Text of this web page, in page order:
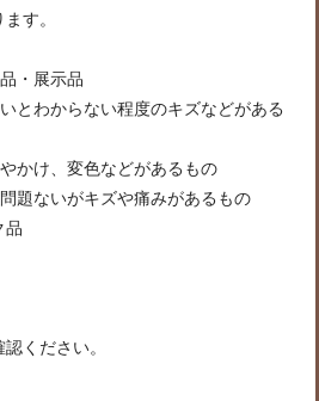
す。
・展示品
わからない程度のキズなどがある
け、変色などがあるもの
ないがキズや痛みがあるもの
ください。